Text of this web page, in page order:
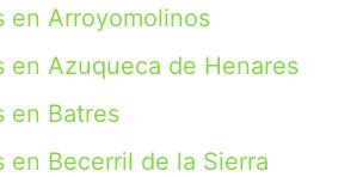
en Arroyomolinos
en Azuqueca de Henares
en Batres
en Becerril de la Sierra